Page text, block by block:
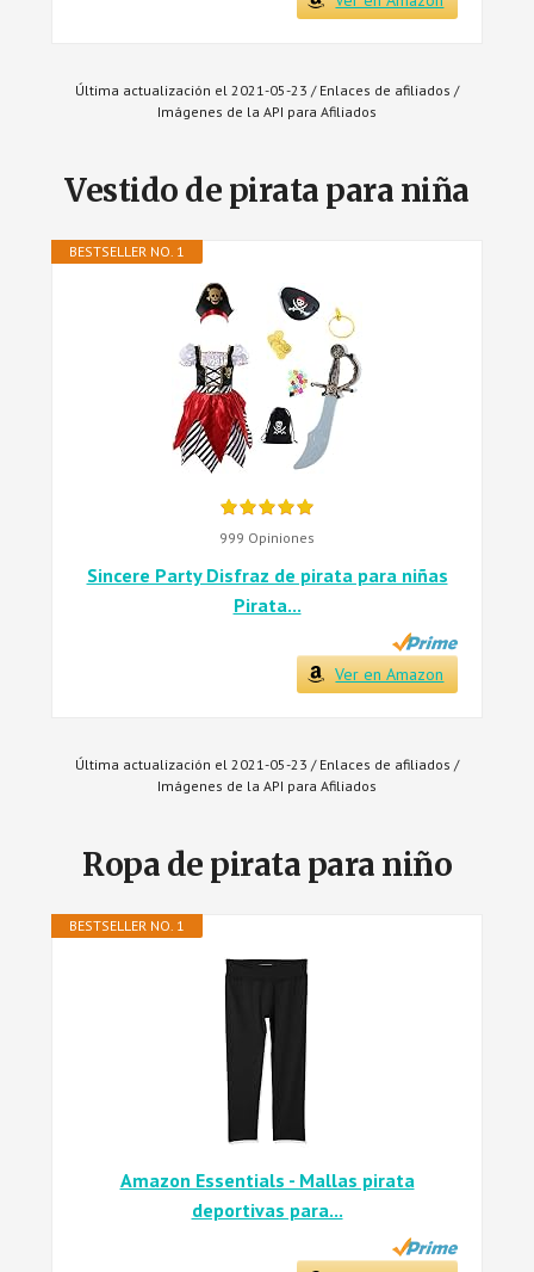
Última actualización el 2021-05-23 / Enlaces de afiliados /
Imágenes de la API para Afiliados
Vestido de pirata para niña
BESTSELLER NO. 1
999 Opiniones
Sincere Party Disfraz de pirata para niñas
Pirata...
Ver en Amazon
Última actualización el 2021-05-23 / Enlaces de afiliados /
Imágenes de la API para Afiliados
Ropa de pirata para niño
BESTSELLER NO. 1
Amazon Essentials - Mallas pirata
deportivas para...